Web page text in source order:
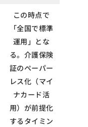
この時点で
「全国で標準
運用」とな
る。介護保険
証のペーパー
レス化（マイ
ナカード活
用）が前提化
するタイミン